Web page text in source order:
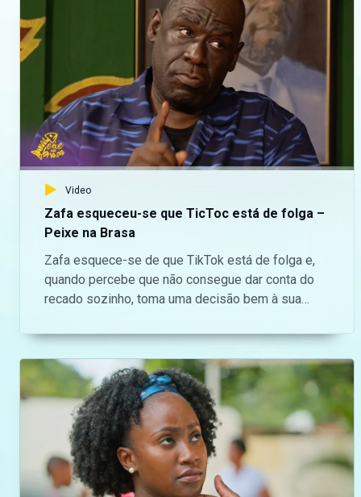
Video
Zafa esqueceu-se que TicToc está de folga –
Peixe na Brasa
Zafa esquece-se de que TikTok está de folga e,
quando percebe que não consegue dar conta do
recado sozinho, toma uma decisão bem à sua